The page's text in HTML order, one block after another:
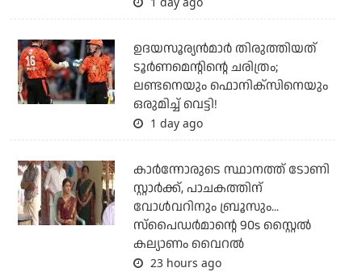
ഉദയസൂര്യന്‍മാര്‍ തിരുത്തിയത്
ടൂര്‍ണമെന്റിന്റെ ചരിത്രം;
ലണ്ടനെയും ഫൊനിക്‌സിനെയും
ഒരുമിച്ച് വെട്ടി!
1 day ago
കാര്‍ന്നോരുടെ സ്ഥാനത്ത് ടോണി
സ്റ്റാര്‍ക്ക്, പാചകത്തിന്
വോള്‍വറിനും ബ്രൂസും...
സ്‌പൈഡര്‍മാന്റെ 90s സ്റ്റൈല്‍
കല്യാണം വൈറല്‍
23 hours ago